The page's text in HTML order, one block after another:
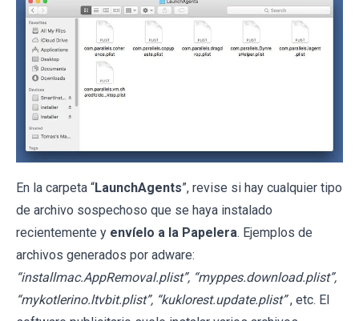
En la carpeta “LaunchAgents”, revise si hay cualquier tipo
de archivo sospechoso que se haya instalado
recientemente y envíelo a la Papelera. Ejemplos de
archivos generados por adware:
“installmac.AppRemoval.plist”, “myppes.download.plist”,
“mykotlerino.ltvbit.plist”, “kuklorest.update.plist” , etc. El